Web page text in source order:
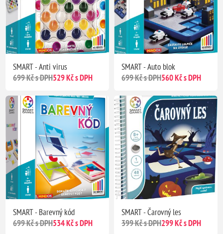
SMART - Anti virus
699 Kč s DPH529 Kč s DPH
SMART - Auto blok
699 Kč s DPH560 Kč s DPH
SMART - Barevný kód
699 Kč s DPH534 Kč s DPH
SMART - Čarovný les
399 Kč s DPH299 Kč s DPH